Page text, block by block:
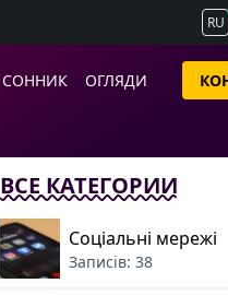
RU
СОННИК ОГЛЯДИ
ВСЕ КАТЕГОРИИ
Соціальні мережі
Записів: 38